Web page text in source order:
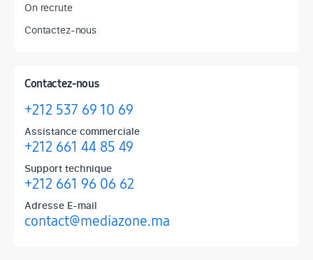
On recrute
Contactez-nous
Contactez-nous
+212 537 69 10 69
Assistance commerciale
+212 661 44 85 49
Support technique
+212 661 96 06 62
Adresse E-mail
contact@mediazone.ma